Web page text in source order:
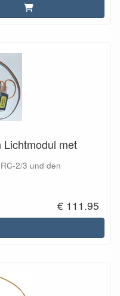
Lichtmodul met
2/3 und den
€ 111.95